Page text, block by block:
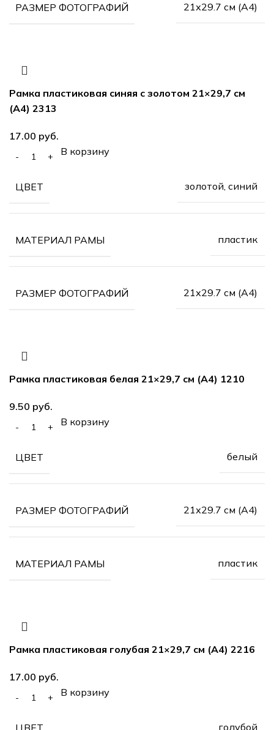
РАЗМЕР ФОТОГРАФИЙ 21х29.7 см (А4)
Рамка пластиковая синяя с золотом 21×29,7 см
(А4) 2313
руб.
В корзину
ЦВЕТ золотой, синий
МАТЕРИАЛ РАМЫ пластик
РАЗМЕР ФОТОГРАФИЙ 21х29.7 см (А4)
Рамка пластиковая белая 21×29,7 см (А4) 1210
руб.
В корзину
ЦВЕТ белый
РАЗМЕР ФОТОГРАФИЙ 21х29.7 см (А4)
МАТЕРИАЛ РАМЫ пластик
Рамка пластиковая голубая 21×29,7 см (А4) 2216
руб.
В корзину
ЦВЕТ голубой